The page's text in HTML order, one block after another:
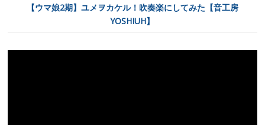
【ウマ娘2期】ユメヲカケル！吹奏楽にしてみた【音工房
YOSHIUH】